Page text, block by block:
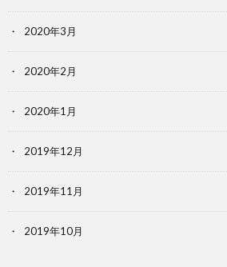
2020年3月
2020年2月
2020年1月
2019年12月
2019年11月
2019年10月